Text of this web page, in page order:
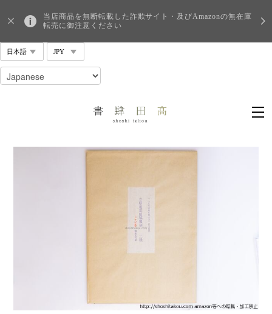
当店商品を無断転載した詐欺サイト・及びAmazonの無在庫
転売に御注意ください